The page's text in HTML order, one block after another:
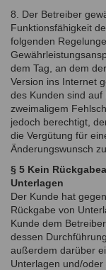
8. Der Betreiber
Funktionsfähigkeit
folgenden
dem Tag, an dem
Version ins Internet
des Kunden sind
zweimaligem
jedoch berechtigt,
die Vergütung für
Änderungswunsch
§ 5 Kein
Unterlagen
Der Kunde hat
Rückgabe von
Kunde dem
dessen
außerdem darüber
Unterlagen und/